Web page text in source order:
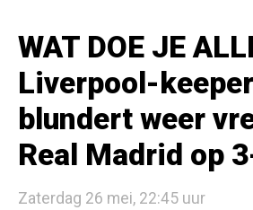
WAT DOE JE
Liverpool-
blundert weer
Real Madrid op
Zaterdag 26 mei, 22:45 uur